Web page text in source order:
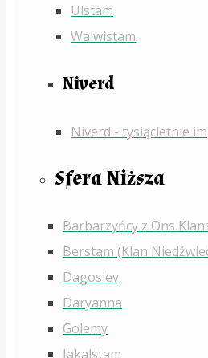
Ulstam
Walwistam
Niverd
Niverd - tysiącletnie
Sfera Niższa
Barbarzyńcy z Ons
Berstam (Klan
Dagoslev
Daryanna
Golemy
Jakalstam